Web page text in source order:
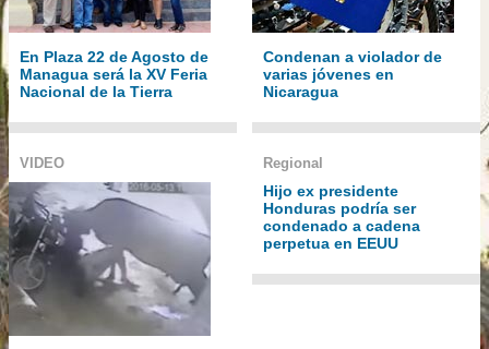
En Plaza 22 de Agosto de
Managua será la XV Feria
Nacional de la Tierra
Condenan a violador de
varias jóvenes en
Nicaragua
VIDEO Regional
Hijo ex presidente
Honduras podría ser
condenado a cadena
perpetua en EEUU